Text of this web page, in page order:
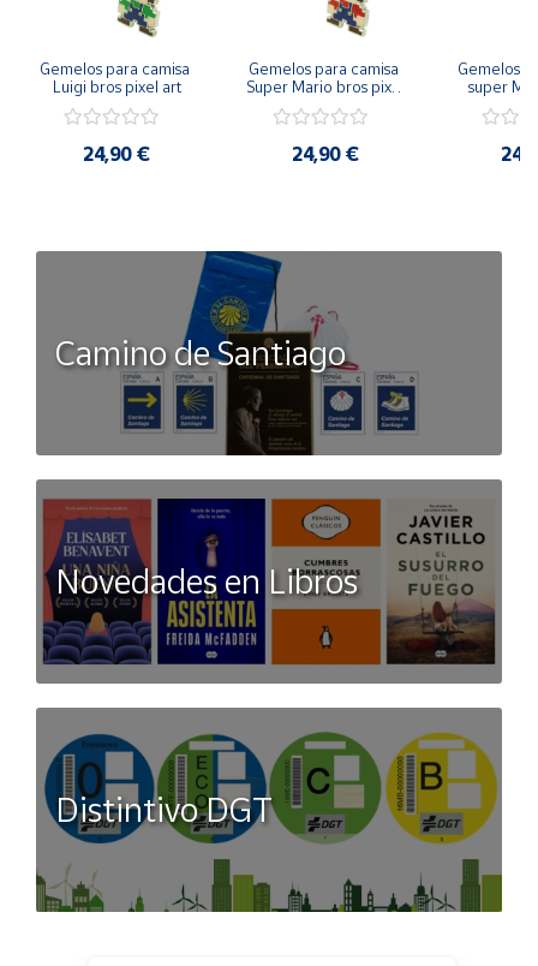
Gemelos para camisa
Luigi bros pixel art
24,90 €
Gemelos para camisa
Super Mario bros pixel
art
24,90 €
Gemelos
super
Luigi
Camino de Santiago
Novedades en Libros
Distintivo DGT